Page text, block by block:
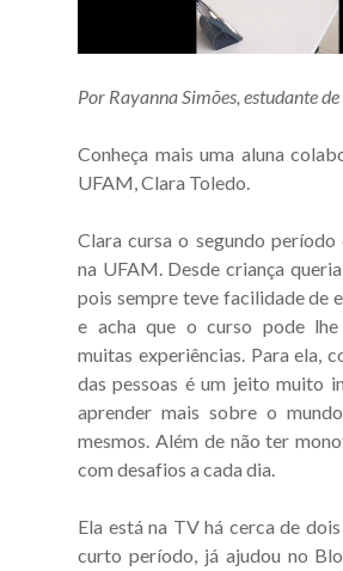
Por Rayanna Simões, estudante
Conheça mais uma aluna
UFAM, Clara Toledo.
Clara cursa o segundo período
na UFAM. Desde criança
pois sempre teve facilidade de
e acha que o curso pode
muitas experiências. Para ela,
das pessoas é um jeito muito
aprender mais sobre o
mesmos. Além de não ter
com desafios a cada dia.
Ela está na TV há cerca de
curto período, já ajudou no